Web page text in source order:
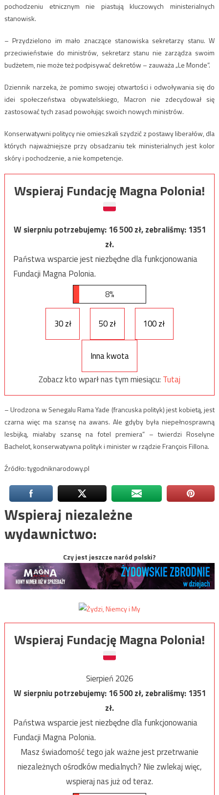
pochodzeniu etnicznym nie piastują kluczowych ministerialnych
stanowisk.
– Przydzielono im mało znaczące stanowiska sekretarzy stanu. W
przeciwieństwie do ministrów, sekretarz stanu nie zarządza swoim
budżetem, nie może też podpisywać dekretów – zauważa „Le Monde”.
Dziennik narzeka, że pomimo swojej otwartości i odwoływania się do
idei społeczeństwa obywatelskiego, Macron nie zdecydował się
zastosować tych zasad powołując swoich nowych ministrów.
Konserwatywni politycy nie omieszkali szydzić z postawy liberałów, dla
których najważniejsze przy obsadzaniu tek ministerialnych jest kolor
skóry i pochodzenie, a nie kompetencje.
Wspieraj Fundację Magna Polonia!
W sierpniu potrzebujemy:16 500zł, zebraliśmy:1351
zł.
Państwa wsparcie jest niezbędne dla funkcjonowania
Fundacji Magna Polonia.
8%
30 zł 50 zł 100 zł
Inna kwota
Zobacz kto wparł nas tym miesiącu: Tutaj
– Urodzona w Senegalu Rama Yade (francuska polityk) jest kobietą, jest
czarna więc ma szansę na awans. Ale gdyby była niepełnosprawną
lesbijką, miałaby szansę na fotel premiera” – twierdzi Roselyne
Bachelot, konserwatywna polityk i minister w rządzie François Fillona.
Źródło: tygodniknarodowy.pl
Wspieraj niezależne
wydawnictwo:
Czy jest jeszcze naród polski?
Wspieraj Fundację Magna Polonia!
Sierpień 2026
W sierpniu potrzebujemy:16 500zł, zebraliśmy:1351
zł.
Państwa wsparcie jest niezbędne dla funkcjonowania
Fundacji Magna Polonia.
Masz świadomość tego jak ważne jest przetrwanie
niezależnych ośrodków medialnych? Nie zwlekaj więc,
wspieraj nas już od teraz.